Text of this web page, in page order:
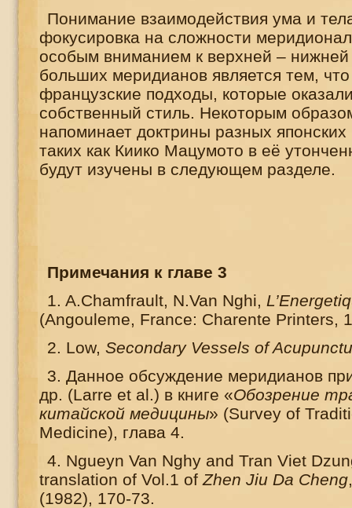
Понимание взаимодействия ума и
фокусировка на сложности
особым вниманием к верхней –
больших меридианов является тем, что
французские подходы, которые
собственный стиль. Некоторым
напоминает доктрины разных
таких как Киико Мацумото в её
будут изучены в следующем разделе.
Примечания к главе 3
1. A.Chamfrault, N.Van Nghi,
(Angouleme, France: Charente Printers,
2. Low, Secondary Vessels of
3. Данное обсуждение меридианов
др. (Larre et al.) в книге «Обозрение
китайской медицины» (Survey of
Medicine), глава 4.
4. Ngueyn Van Nghy and Tran Viet
translation of Vol.1 of Zhen Jiu Da Cheng
(1982), 170-73.